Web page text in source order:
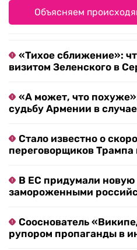
Объясняем
«Тихое сближение»:
визитом Зеленского в
«А может, что
судьбу Армении в
Стало известно о
переговорщиков Трампа
В ЕС придумали новую
замороженными
Сооснователь
рупором пропаганды в